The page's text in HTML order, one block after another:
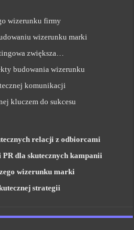
wizerunku firmy
wizerunku marki
zwiększa…
budowania wizerunku
komunikacji
kluczem do sukcesu
relacji z odbiorcami
dla skutecznych kampanii
wizerunku marki
strategii